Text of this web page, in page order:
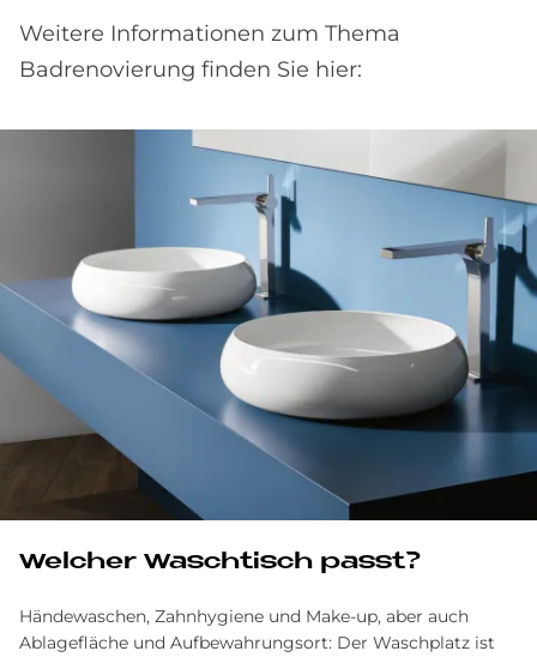
Weitere Informationen zum Thema
Badrenovierung finden Sie hier:
Welcher Waschtisch passt?
Händewaschen, Zahnhygiene und Make-up, aber auch
Ablage­fläche und Aufbewahrungsort: Der Wasch­platz ist